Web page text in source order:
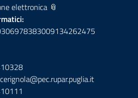
elettronica 📎